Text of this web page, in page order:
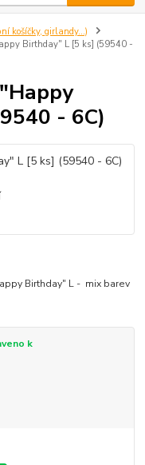
košíčky, girlandy...)
Birthday" L [5 ks] (59540 -
- 6C)
Birthday" L - mix barev
k